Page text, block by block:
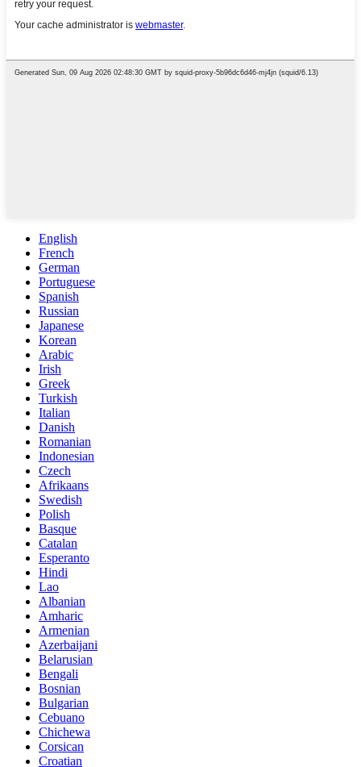
English
French
German
Portuguese
Spanish
Russian
Japanese
Korean
Arabic
Irish
Greek
Turkish
Italian
Danish
Romanian
Indonesian
Czech
Afrikaans
Swedish
Polish
Basque
Catalan
Esperanto
Hindi
Lao
Albanian
Amharic
Armenian
Azerbaijani
Belarusian
Bengali
Bosnian
Bulgarian
Cebuano
Chichewa
Corsican
Croatian